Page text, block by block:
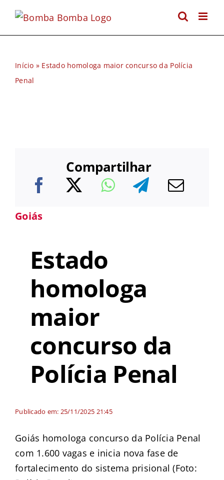
para
o
Início » Estado homologa maior concurso da Polícia
Penal
Compartilhar
Goiás
Estado
homologa
maior
concurso da
Polícia Penal
Publicado em: 25/11/2025 21:45
Goiás homologa concurso da Polícia Penal
com 1.600 vagas e inicia nova fase de
fortalecimento do sistema prisional (Foto: